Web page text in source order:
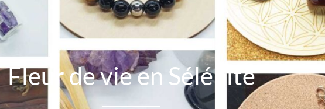
Fleur de vie en Sélénite